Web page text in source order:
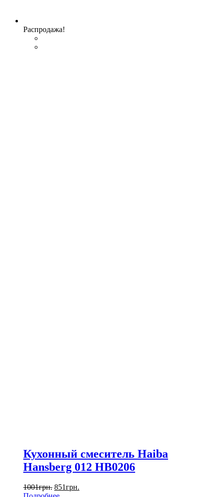
Распродажа!
Кухонный смеситель Haiba
Hansberg 012 HB0206
1001грн. 851грн.